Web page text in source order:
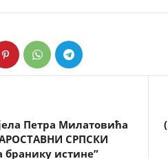
Петра Милатовића
СРПСКИ
истине”